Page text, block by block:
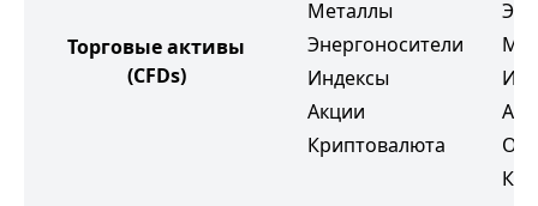
Торговые активы
(CFDs)
Металлы
Энергоносители
Индексы
Акции
Криптовалюта